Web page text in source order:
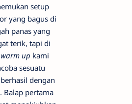
setup
yang bagus di
panas yang
terik, tapi di
warm up kami
sesuatu
dengan
Balap pertama